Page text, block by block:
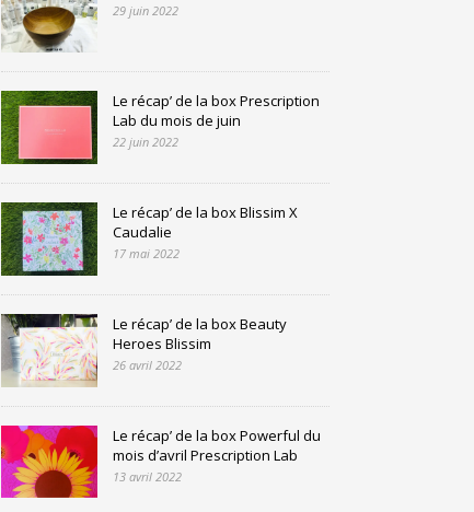
29 juin 2022
Le récap’ de la box Prescription
Lab du mois de juin
22 juin 2022
Le récap’ de la box Blissim X
Caudalie
17 mai 2022
Le récap’ de la box Beauty
Heroes Blissim
26 avril 2022
Le récap’ de la box Powerful du
mois d’avril Prescription Lab
13 avril 2022